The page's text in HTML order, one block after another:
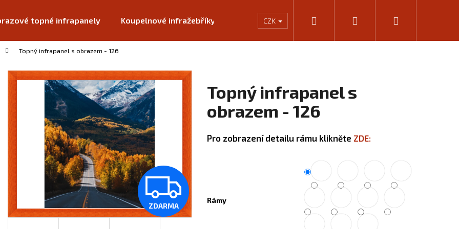
topné infrapanely Koupelnové infražebříky Rámování Kalkulačka výkonu infrapanelů
CZK Přihlášení
Topný infrapanel s obrazem - 126
Topný infrapanel s
obrazem - 126
Pro zobrazení detailu rámu klikněte ZDE:
Rámy
Z
ZDARMA
Co potřebujete najít?
HLEDAT
Doporučujeme
Následující